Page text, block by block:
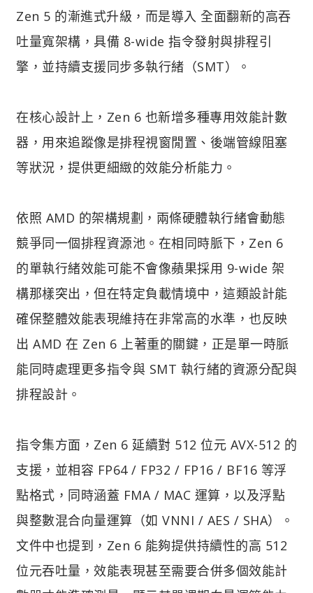
Zen 5 的漸進式升級，而是導入 全面翻新的高吞
吐量寬架構，具備 8-wide 指令發射與排程引
擎，並持續支援同步多執行緒（SMT）。
在核心設計上，Zen 6 也新增多種專用效能計數
器，用來追蹤像是排程視窗閒置、後端管線阻塞
等狀況，提供更細緻的效能分析能力。
依照 AMD 的架構規劃，兩條硬體執行緒會動態
競爭同一個排程資源池。在相同時脈下，Zen 6
的單執行緒效能可能不會像蘋果採用 9-wide 架
構那樣突出，但在特定負載情境中，這類設計能
確保整體效能表現維持在非常高的水準，也反映
出 AMD 在 Zen 6 上著重的關鍵，正是單一時脈
能同時處理更多指令與 SMT 執行緒的資源分配與
排程設計。
指令集方面，Zen 6 延續對 512 位元 AVX-512 的
支援，並相容 FP64 / FP32 / FP16 / BF16 等浮
點格式，同時涵蓋 FMA / MAC 運算，以及浮點
與整數混合向量運算（如 VNNI / AES / SHA）。
文件中也提到，Zen 6 能夠提供持續性的高 512
位元吞吐量，效能表現甚至需要合併多個效能計